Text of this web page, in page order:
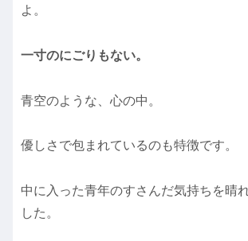
よ。
一寸のにごりもない。
青空のような、心の中。
優しさで包まれているのも特徴です。
中に入った青年のすさんだ気持ちを晴
した。